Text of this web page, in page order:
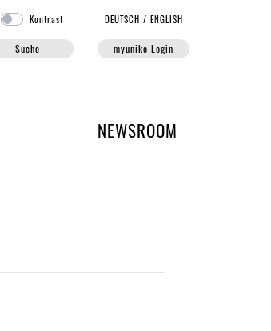
Kontrast DEUTSCH /ENGLISH
Suche myuniko Login
NEWSROOM